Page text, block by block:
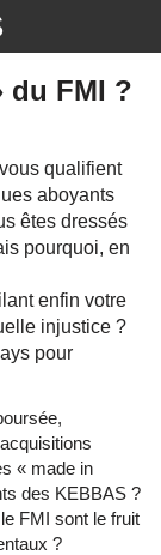
du FMI ?
qualifient
aboyants
êtes dressés
pourquoi, en
enfin votre
injustice ?
pour
« made in
des KEBBAS ?
FMI sont le fruit
?